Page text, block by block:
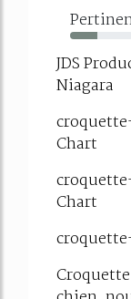
43%
JDS
Niagara
Chart
Chart